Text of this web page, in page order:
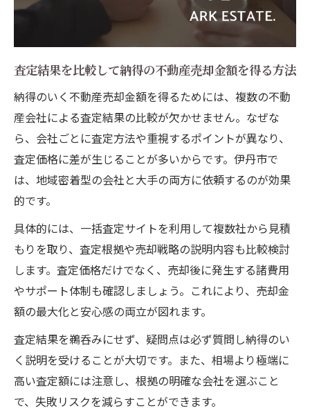
査定結果を比較して納得の不動産売却金額を得る方法
納得のいく不動産売却金額を得るためには、複数の不動
産会社による査定結果の比較が欠かせません。なぜな
ら、会社ごとに査定方法や重視するポイントが異なり、
査定価格に差が生じることが多いからです。伊丹市で
は、地域密着型の会社と大手の両方に依頼するのが効果
的です。
具体的には、一括査定サイトを利用して複数社から見積
もりを取り、査定根拠や売却戦略の説明内容も比較検討
します。査定価格だけでなく、売却後に発生する諸費用
やサポート体制も確認しましょう。これにより、売却金
額の最大化と安心感の両立が図れます。
査定結果を鵜呑みにせず、疑問点は必ず質問し納得のい
く説明を受けることが大切です。また、相場より極端に
高い査定額には注意し、根拠の明確な会社を選ぶこと
で、失敗リスクを減らすことができます。